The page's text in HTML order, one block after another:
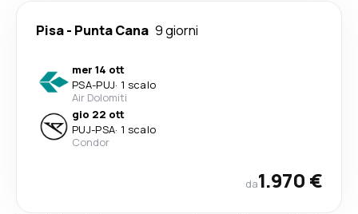
Pisa- Punta Cana 9 giorni
mer 14 ott
PSA-PUJ· 1 scalo
Air Dolomiti
gio 22 ott
PUJ-PSA· 1 scalo
Condor
da1.970 €